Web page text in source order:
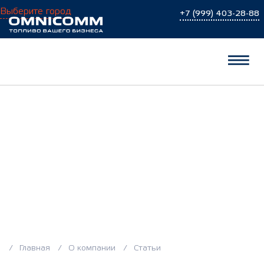
Выберите город +7 (999) 403-28-88
Главная О компании Статьи